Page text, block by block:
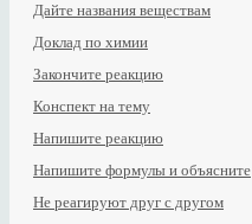
Дайте названия веществам
Доклад по химии
Закончите реакцию
Конспект на тему
Напишите реакцию
Напишите формулы и объясните
Не реагируют друг с другом